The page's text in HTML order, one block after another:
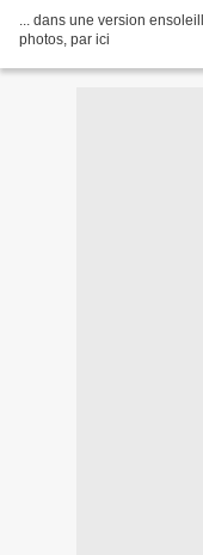
... dans une version
photos, par ici